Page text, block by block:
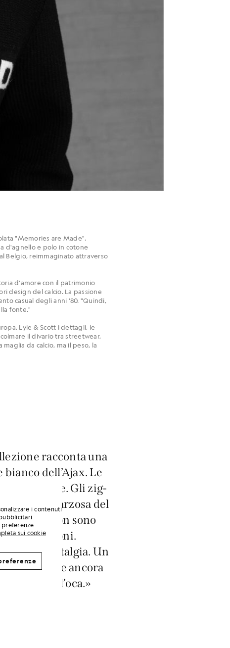
"Memories are Made".
d'agnello e polo in cotone
Belgio, reimmaginato attraverso
d'amore con il patrimonio
design del calcio. La passione
casual degli anni '80. "Quindi,
fonte."
Lyle & Scott i dettagli, le
il divario tra streetwear,
da calcio, ma il peso, la
racconta una
bianco dell’Ajax. Le
della Juve. Gli zig-
più sfarzosa del
sì, ma non sono
reinvenzioni.
di nostalgia. Un
che ancora
la pelle d’oca.»
i contenuti
preferenze
sui cookie